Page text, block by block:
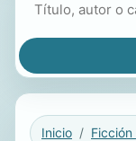
Inicio Ficción